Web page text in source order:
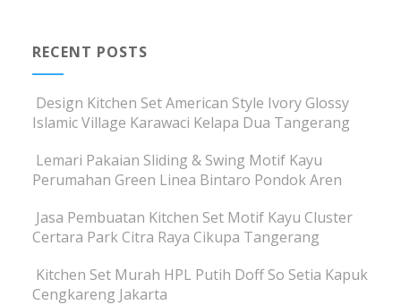
RECENT POSTS
Design Kitchen Set American Style Ivory Glossy
Islamic Village Karawaci Kelapa Dua Tangerang
Lemari Pakaian Sliding & Swing Motif Kayu
Perumahan Green Linea Bintaro Pondok Aren
Jasa Pembuatan Kitchen Set Motif Kayu Cluster
Certara Park Citra Raya Cikupa Tangerang
Kitchen Set Murah HPL Putih Doff So Setia Kapuk
Cengkareng Jakarta